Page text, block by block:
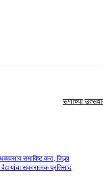
सणाच्या
समाविष्ट करा, जिल्हा
यांचा सकारात्मक प्रतिसाद